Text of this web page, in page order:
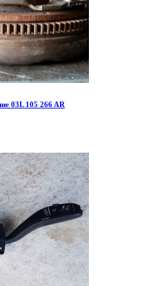
03L 105 266 AR